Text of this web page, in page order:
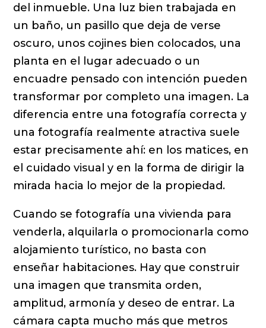
del inmueble. Una luz bien trabajada en
un baño, un pasillo que deja de verse
oscuro, unos cojines bien colocados, una
planta en el lugar adecuado o un
encuadre pensado con intención pueden
transformar por completo una imagen. La
diferencia entre una fotografía correcta y
una fotografía realmente atractiva suele
estar precisamente ahí: en los matices, en
el cuidado visual y en la forma de dirigir la
mirada hacia lo mejor de la propiedad.
Cuando se fotografía una vivienda para
venderla, alquilarla o promocionarla como
alojamiento turístico, no basta con
enseñar habitaciones. Hay que construir
una imagen que transmita orden,
amplitud, armonía y deseo de entrar. La
cámara capta mucho más que metros